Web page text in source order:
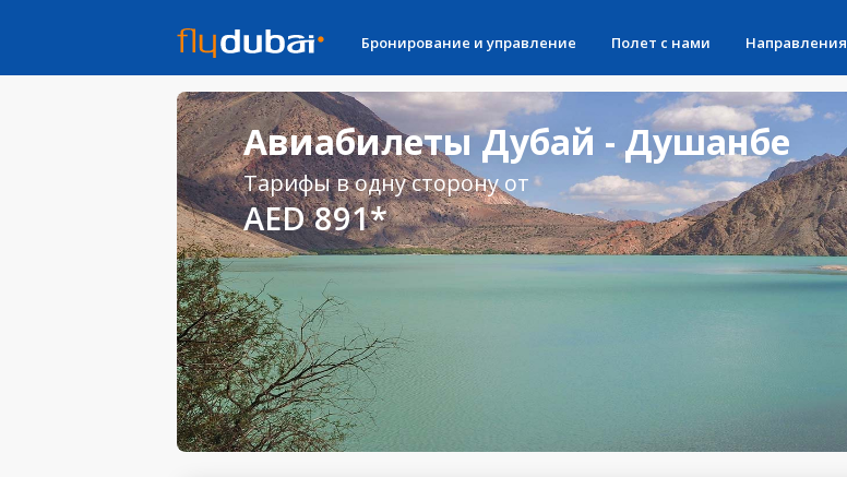
Бронирование и управление Полет с нами Направления
Авиабилеты Дубай - Душанбе
Тарифы в одну сторону от
AED 891*